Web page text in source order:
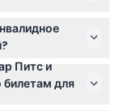
за
месяца и
Рождество и
с 6:00 до
и
с
Питс и
билетам для